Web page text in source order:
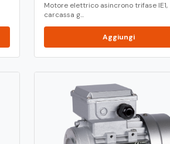
Motore elettrico asincrono trifase IE1,
carcassa g...
Aggiungi